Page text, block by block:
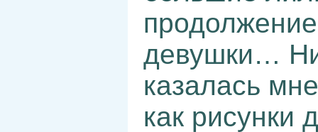
девушки…
казалась
как рисунки